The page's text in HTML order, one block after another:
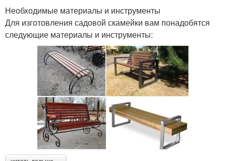
Необходимые материалы и инструменты
Для изготовления садовой скамейки вам понадобятся
следующие материалы и инструменты: